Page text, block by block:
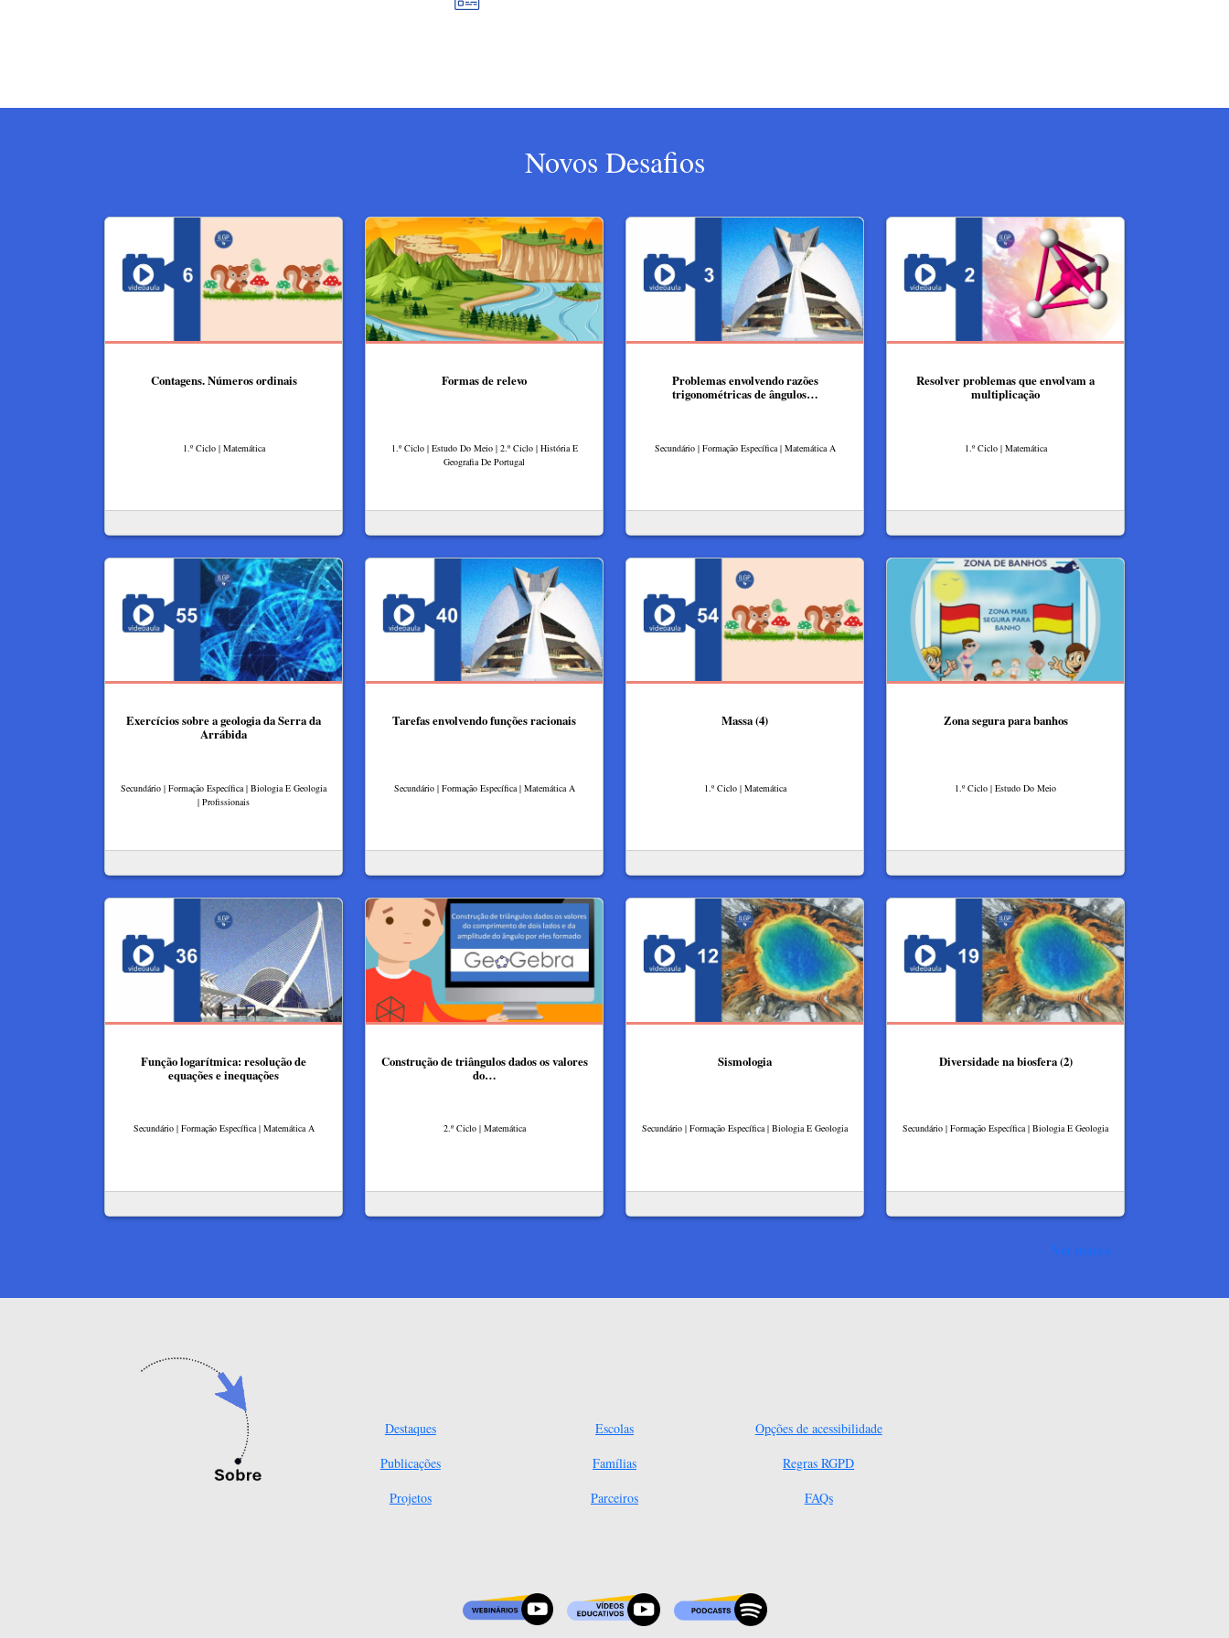
Novos Desafios
Contagens. Números ordinais
1.º Ciclo | Matemática
Formas de relevo
1.º Ciclo | Estudo Do Meio | 2.º Ciclo | História E
Geografia De Portugal
Problemas envolvendo razões
trigonométricas de ângulos…
Secundário | Formação Específica | Matemática A
Resolver problemas que envolvam a
multiplicação
1.º Ciclo | Matemática
Exercícios sobre a geologia da Serra da
Arrábida
Secundário | Formação Específica | Biologia E Geologia
| Profissionais
Tarefas envolvendo funções racionais
Secundário | Formação Específica | Matemática A
Massa (4)
1.º Ciclo | Matemática
Zona segura para banhos
1.º Ciclo | Estudo Do Meio
Função logarítmica: resolução de
equações e inequações
Secundário | Formação Específica | Matemática A
Construção de triângulos dados os valores
do…
2.º Ciclo | Matemática
Sismologia
Secundário | Formação Específica | Biologia E Geologia
Diversidade na biosfera (2)
Secundário | Formação Específica | Biologia E Geologia
Ver mais
Destaques
Publicações
Projetos
Escolas
Famílias
Parceiros
Opções de acessibilidade
Regras RGPD
FAQs